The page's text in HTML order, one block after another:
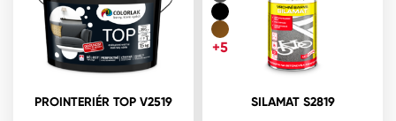
PROINTERIÉR TOP V2519 SILAMAT S2819
+5